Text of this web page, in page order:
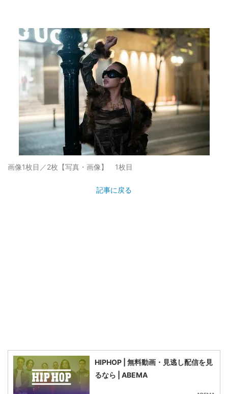
画像1枚目／2枚 【写真・画像】 1枚目
記事に戻る
HIPHOP | 無料動画・見逃し配信を見
るなら | ABEMA